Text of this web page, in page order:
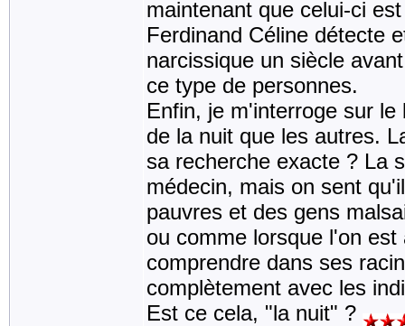
maintenant que celui-ci
Ferdinand Céline détecte
narcissique un siècle
ce type de personnes.
Enfin, je m'interroge sur
de la nuit que les autres.
sa recherche exacte ? La
médecin, mais on sent
pauvres et des gens
ou comme lorsque l'on
comprendre dans ses
complètement avec les
Est ce cela, "la nuit" ?